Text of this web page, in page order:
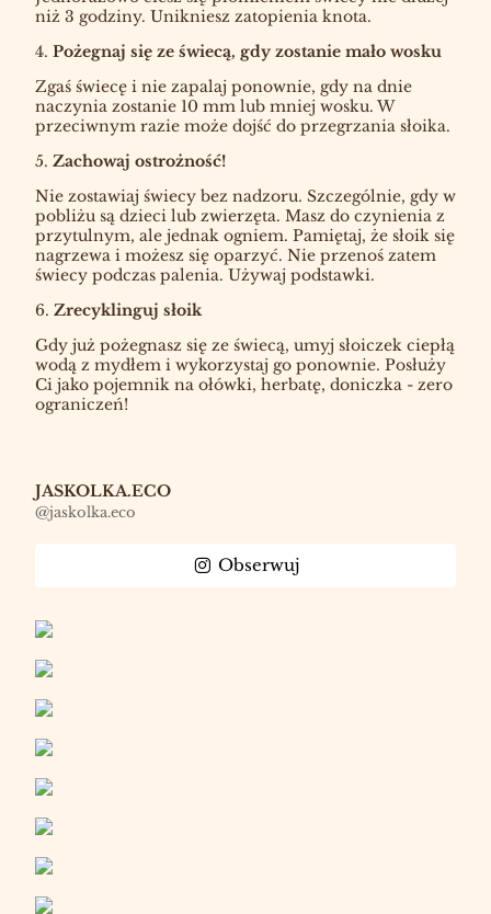
niż 3 godziny. Unikniesz zatopienia knota.
4. Pożegnaj się ze świecą, gdy zostanie mało wosku
Zgaś świecę i nie zapalaj ponownie, gdy na dnie
naczynia zostanie 10 mm lub mniej wosku. W
przeciwnym razie może dojść do przegrzania słoika.
5. Zachowaj ostrożność!
Nie zostawiaj świecy bez nadzoru. Szczególnie, gdy w
pobliżu są dzieci lub zwierzęta. Masz do czynienia z
przytulnym, ale jednak ogniem. Pamiętaj, że słoik się
nagrzewa i możesz się oparzyć. Nie przenoś zatem
świecy podczas palenia. Używaj podstawki.
6. Zrecyklinguj słoik
Gdy już pożegnasz się ze świecą, umyj słoiczek ciepłą
wodą z mydłem i wykorzystaj go ponownie. Posłuży
Ci jako pojemnik na ołówki, herbatę, doniczka - zero
ograniczeń!
JASKOLKA.ECO
@jaskolka.eco
Obserwuj